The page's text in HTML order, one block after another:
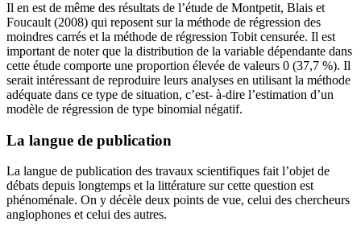
Il en est de même des résultats de l’étude de Montpetit, Blais et
Foucault (2008) qui reposent sur la méthode de régression des
moindres carrés et la méthode de régression Tobit censurée. Il est
important de noter que la distribution de la variable dépendante dans
cette étude comporte une proportion élevée de valeurs 0 (37,7 %). Il
serait intéressant de reproduire leurs analyses en utilisant la méthode
adéquate dans ce type de situation, c’est- à-dire l’estimation d’un
modèle de régression de type binomial négatif.
La langue de publication
La langue de publication des travaux scientifiques fait l’objet de
débats depuis longtemps et la littérature sur cette question est
phénoménale. On y décèle deux points de vue, celui des chercheurs
anglophones et celui des autres.